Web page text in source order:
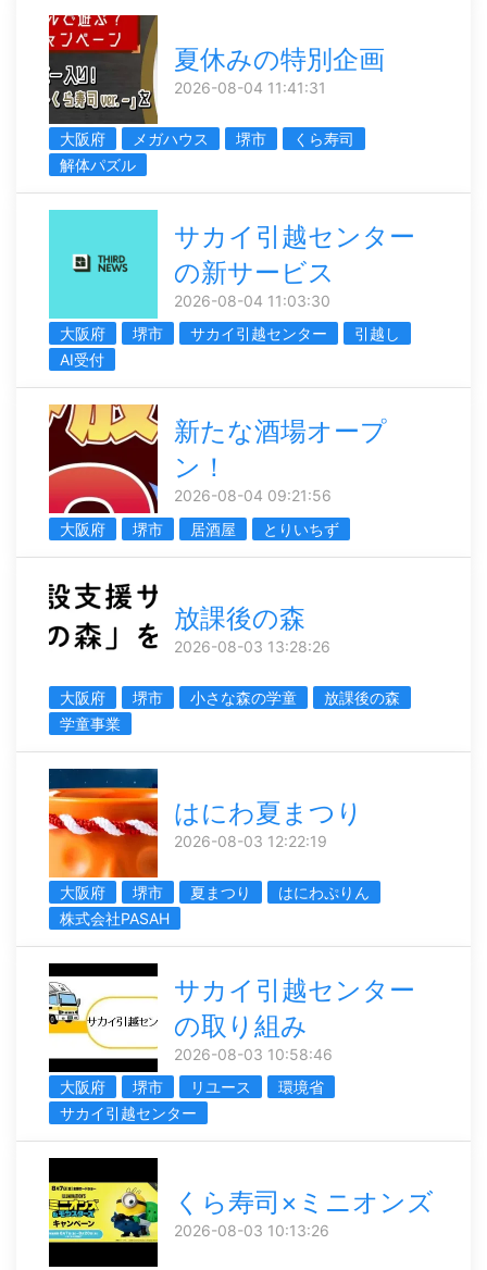
夏休みの特別企画
2026-08-04 11:41:31
大阪府 メガハウス 堺市
くら寿司
解体パズル
サカイ引越センター
の新サービス
2026-08-04 11:03:30
大阪府
堺市 サカイ引越センター
引越し
AI受付
新たな酒場オープ
ン！
2026-08-04 09:21:56
大阪府
堺市 居酒屋 とりいちず
放課後の森
2026-08-03 13:28:26
大阪府 堺市 小さな森の学童
放課後の森
学童事業
はにわ夏まつり
2026-08-03 12:22:19
大阪府 堺市 夏まつり
はにわぷりん
株式会社PASAH
サカイ引越センター
の取り組み
2026-08-03 10:58:46
大阪府
堺市 リユース
環境省
サカイ引越センター
くら寿司×ミニオンズ
2026-08-03 10:13:26